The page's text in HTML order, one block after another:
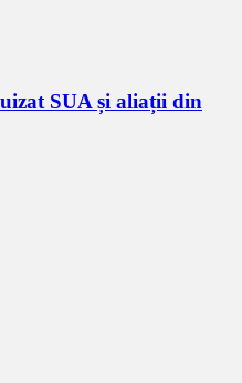
SUA și aliații din